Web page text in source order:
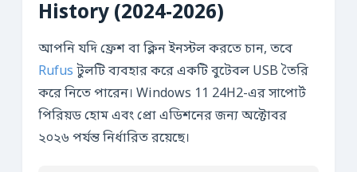
History (2024-2026)
আপনি যদি ফ্রেশ বা ক্লিন ইনস্টল করতে চান, তবে
Rufus টুলটি ব্যবহার করে একটি বুটেবল USB তৈরি
করে নিতে পারেন। Windows 11 24H2-এর সাপোর্ট
পিরিয়ড হোম এবং প্রো এডিশনের জন্য অক্টোবর
২০২৬ পর্যন্ত নির্ধারিত রয়েছে।